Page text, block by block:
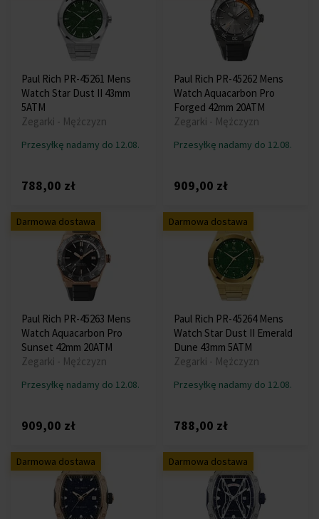
Paul Rich PR-45261 Mens
Watch Star Dust II 43mm
5ATM
Zegarki - Mężczyzn
Przesyłkę nadamy do 12.08.
788,00 zł
Paul Rich PR-45262 Mens
Watch Aquacarbon Pro
Forged 42mm 20ATM
Zegarki - Mężczyzn
Przesyłkę nadamy do 12.08.
909,00 zł
Darmowa dostawa
Paul Rich PR-45263 Mens
Watch Aquacarbon Pro
Sunset 42mm 20ATM
Zegarki - Mężczyzn
Przesyłkę nadamy do 12.08.
909,00 zł
Darmowa dostawa
Paul Rich PR-45264 Mens
Watch Star Dust II Emerald
Dune 43mm 5ATM
Zegarki - Mężczyzn
Przesyłkę nadamy do 12.08.
788,00 zł
Darmowa dostawa Darmowa dostawa